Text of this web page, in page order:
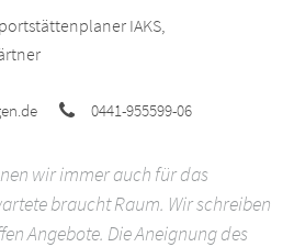
IAKS,
0441-955599-06
wir immer auch für das
braucht Raum. Wir schreiben
Angebote. Die Aneignung des